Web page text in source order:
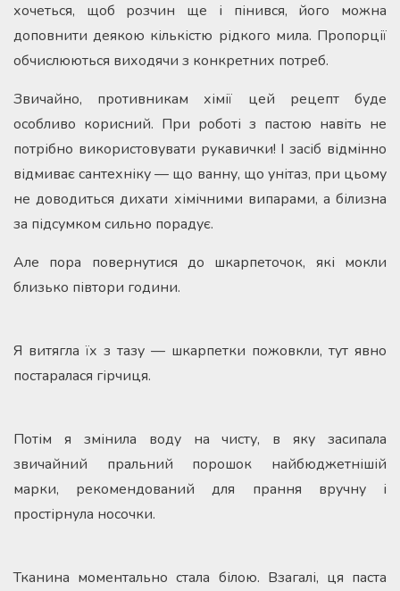
хочеться, щоб розчин ще і пінився, його можна
доповнити деякою кількістю рідкого мила. Пропорції
обчислюються виходячи з конкретних потреб.
Звичайно, противникам хімії цей рецепт буде
особливо корисний. При роботі з пастою навіть не
потрібно використовувати рукавички! І засіб відмінно
відмиває сантехніку — що ванну, що унітаз, при цьому
не доводиться дихати хімічними випарами, а білизна
за підсумком сильно порадує.
Але пора повернутися до шкарпеточок, які мокли
близько півтори години.
Я витягла їх з тазу — шкарпетки пожовкли, тут явно
постаралася гірчиця.
Потім я змінила воду на чисту, в яку засипала
звичайний пральний порошок найбюджетнішій
марки, рекомендований для прання вручну і
простірнула носочки.
Тканина моментально стала білою. Взагалі, ця паста